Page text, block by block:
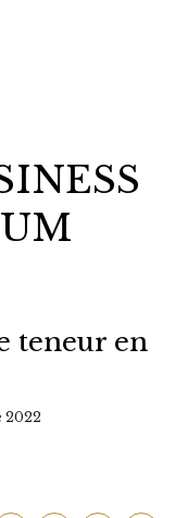
teneur en
2022